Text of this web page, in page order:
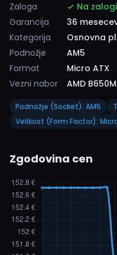
Zaloga
Na zalogi
Garancija
36
Kategorija
Osnovna
Podnožje
AM5
Format
Micro ATX
Vezni nabor
AMD B650M
Podnožje (Socket): AM5
Velikost (Form Factor):
Zgodovina cen